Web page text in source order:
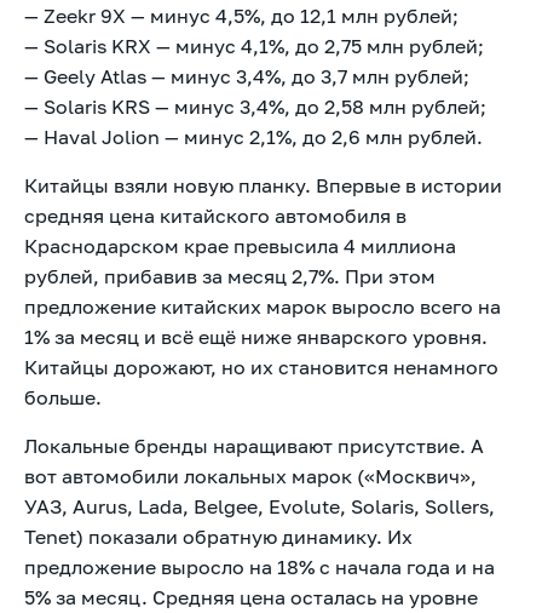
— Zeekr 9X — минус 4,5%, до 12,1 млн рублей;
— Solaris KRX — минус 4,1%, до 2,75 млн рублей;
— Geely Atlas — минус 3,4%, до 3,7 млн рублей;
— Solaris KRS — минус 3,4%, до 2,58 млн рублей;
— Haval Jolion — минус 2,1%, до 2,6 млн рублей.
Китайцы взяли новую планку. Впервые в истории
средняя цена китайского автомобиля в
Краснодарском крае превысила 4 миллиона
рублей, прибавив за месяц 2,7%. При этом
предложение китайских марок выросло всего на
1% за месяц и всё ещё ниже январского уровня.
Китайцы дорожают, но их становится ненамного
больше.
Локальные бренды наращивают присутствие. А
вот автомобили локальных марок («Москвич»,
УАЗ, Aurus, Lada, Belgee, Evolute, Solaris, Sollers,
Tenet) показали обратную динамику. Их
предложение выросло на 18% с начала года и на
5% за месяц. Средняя цена осталась на уровне